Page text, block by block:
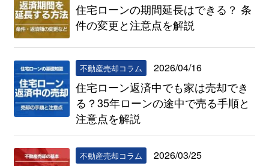
住宅ローンの期間延長はできる？ 条
件の変更と注意点を解説
不動産売却コラム 2026/04/16
住宅ローン返済中でも家は売却でき
る？35年ローンの途中で売る手順と
注意点を解説
不動産売却コラム 2026/03/25